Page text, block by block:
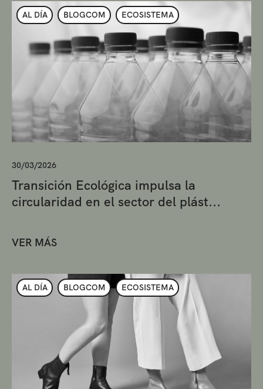
AL DÍA BLOGCOM ECOSISTEMA
30/03/2026
Transición Ecológica impulsa la
circularidad en el sector del plást...
VER MÁS
AL DÍA BLOGCOM ECOSISTEMA